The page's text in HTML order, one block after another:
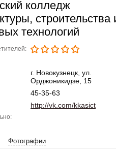
колледж
строительства
технологий
г. Новокузнецк, ул.
Орджоникидзе, 15
45-35-63
http://vk.com/kkasict
Фотографии